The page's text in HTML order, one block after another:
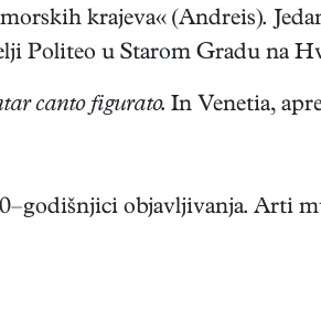
krajeva« (Andreis).
Politeo u Starom Gradu na
canto figurato. In Venetia,
objavljivanja. Arti